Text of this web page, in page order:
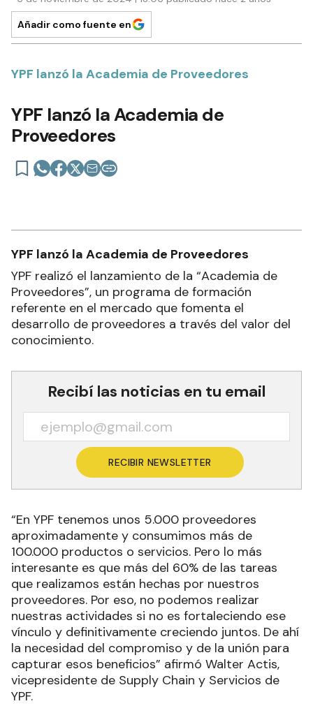
Añadir como fuente en
YPF lanzó la Academia de Proveedores
YPF lanzó la Academia de
Proveedores
YPF lanzó la Academia de Proveedores
YPF realizó el lanzamiento de la “Academia de
Proveedores”, un programa de formación
referente en el mercado que fomenta el
desarrollo de proveedores a través del valor del
conocimiento.
Recibí las noticias en tu email
RECIBIR NEWSLETTER
“En YPF tenemos unos 5.000 proveedores
aproximadamente y consumimos más de
100.000 productos o servicios. Pero lo más
interesante es que más del 60% de las tareas
que realizamos están hechas por nuestros
proveedores. Por eso, no podemos realizar
nuestras actividades si no es fortaleciendo ese
vínculo y definitivamente creciendo juntos. De ahí
la necesidad del compromiso y de la unión para
capturar esos beneficios” afirmó Walter Actis,
vicepresidente de Supply Chain y Servicios de
YPF.